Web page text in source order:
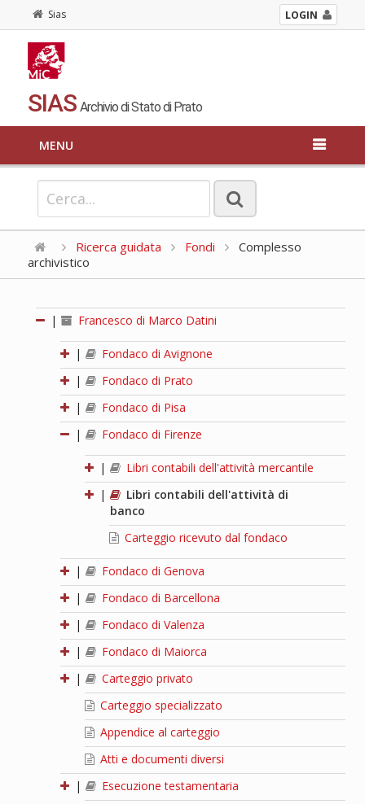
Sias LOGIN
SIAS Archivio di Stato di Prato
MENU
Ricerca guidata Fondi
Complesso
archivistico
| Francesco di Marco Datini
|
Fondaco di Avignone
|
Fondaco di Prato
|
Fondaco di Pisa
|
Fondaco di Firenze
|
Libri contabili dell'attività mercantile
|
Libri contabili dell'attività di
banco
Carteggio ricevuto dal fondaco
|
Fondaco di Genova
|
Fondaco di Barcellona
|
Fondaco di Valenza
|
Fondaco di Maiorca
|
Carteggio privato
Carteggio specializzato
Appendice al carteggio
Atti e documenti diversi
|
Esecuzione testamentaria